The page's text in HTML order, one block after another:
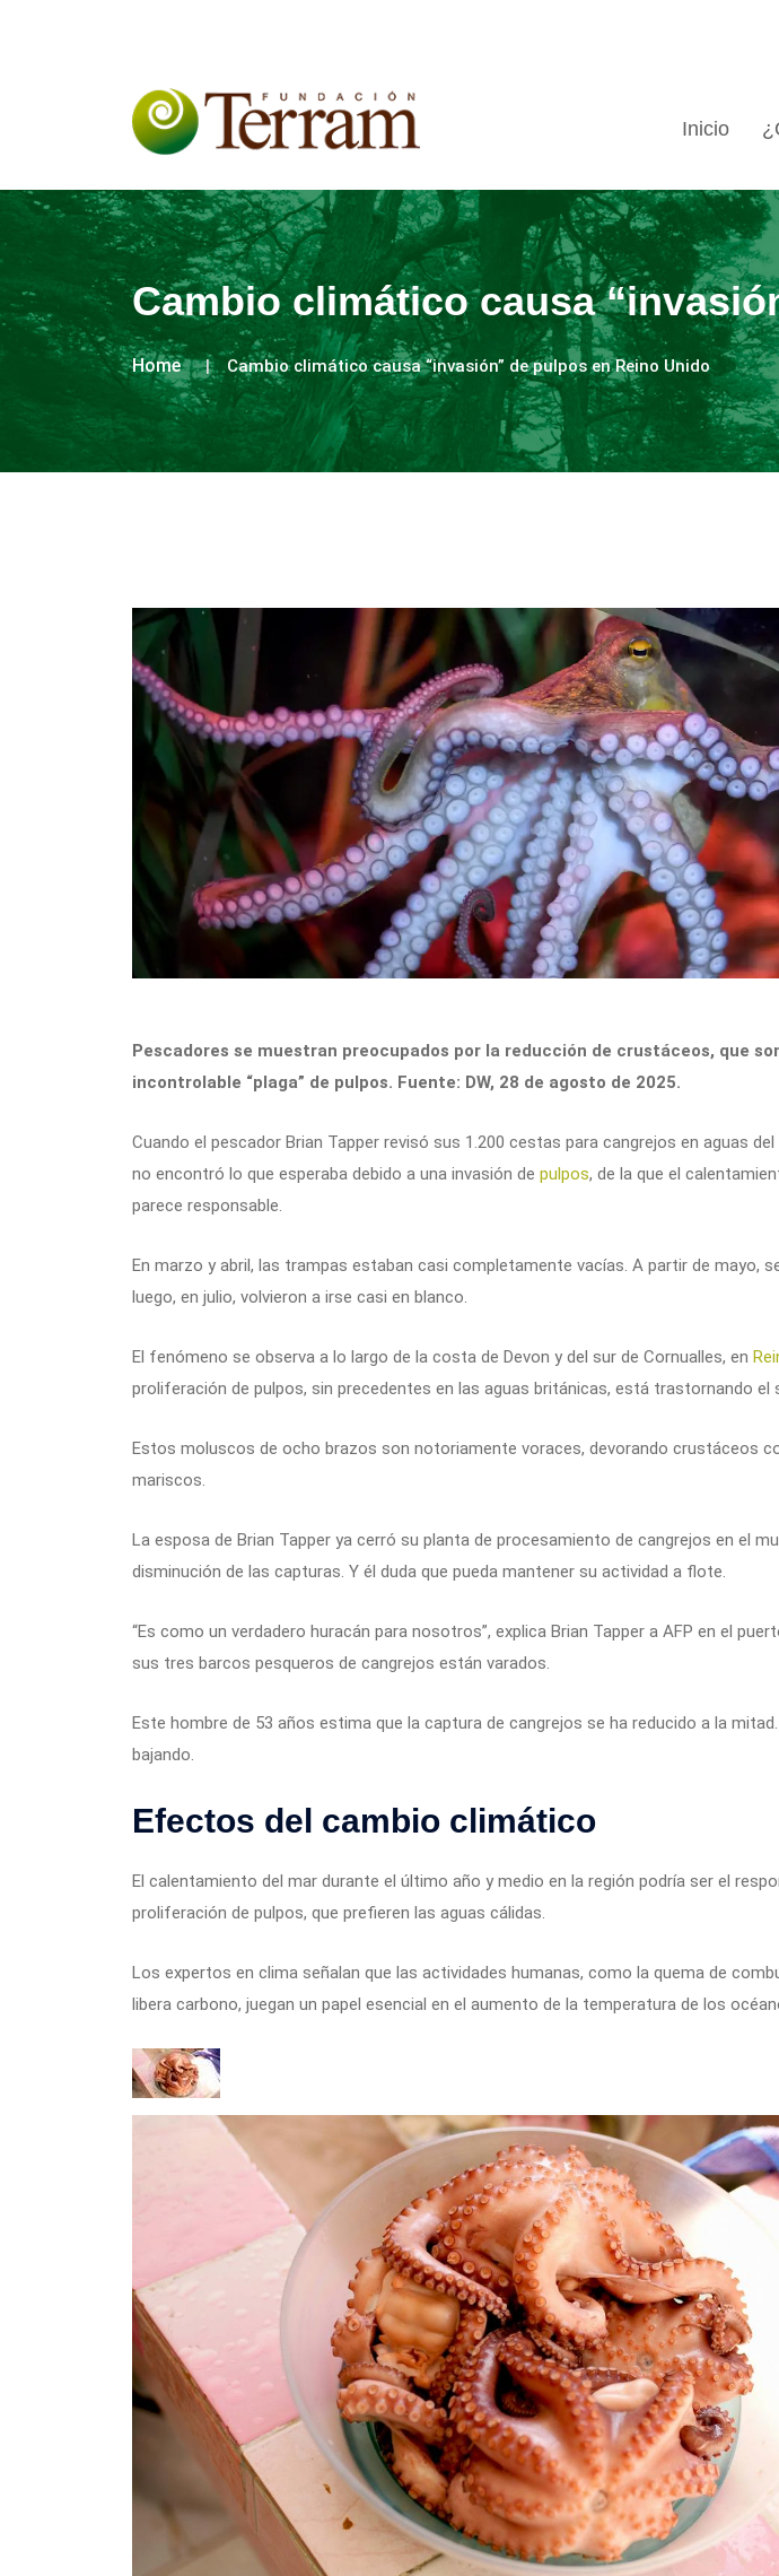
Inicio
Cambio climático causa
Home Cambio climático causa “invasión” de pulpos en Reino Unido
Pescadores se muestran preocupados por la reducción de crustáceos, que
incontrolable “plaga” de pulpos. Fuente: DW, 28 de agosto de 2025.
Cuando el pescador Brian Tapper revisó sus 1.200 cestas para cangrejos en aguas
no encontró lo que esperaba debido a una invasión de pulpos, de la que el
parece responsable.
En marzo y abril, las trampas estaban casi completamente vacías. A partir de mayo,
luego, en julio, volvieron a irse casi en blanco.
El fenómeno se observa a lo largo de la costa de Devon y del sur de Cornualles, en
proliferación de pulpos, sin precedentes en las aguas británicas, está trastornando el
Estos moluscos de ocho brazos son notoriamente voraces, devorando crustáceos
mariscos.
La esposa de Brian Tapper ya cerró su planta de procesamiento de cangrejos en el
disminución de las capturas. Y él duda que pueda mantener su actividad a flote.
“Es como un verdadero huracán para nosotros”, explica Brian Tapper a AFP en el
sus tres barcos pesqueros de cangrejos están varados.
Este hombre de 53 años estima que la captura de cangrejos se ha reducido a la
bajando.
Efectos del cambio climático
El calentamiento del mar durante el último año y medio en la región podría ser el
proliferación de pulpos, que prefieren las aguas cálidas.
Los expertos en clima señalan que las actividades humanas, como la quema de
libera carbono, juegan un papel esencial en el aumento de la temperatura de los